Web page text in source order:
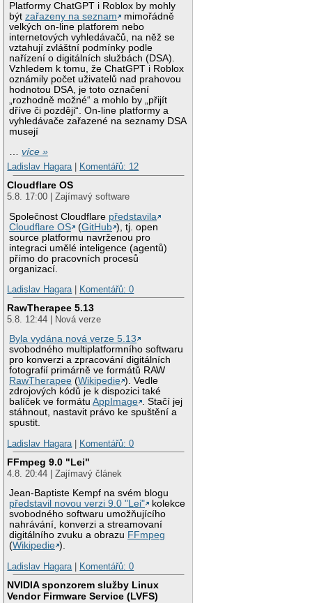
Platformy ChatGPT i Roblox by mohly
býtzařazeny na seznam
mimořádně
velkých on-line platforem nebo
internetových vyhledávačů, na něž se
vztahují zvláštní podmínky podle
nařízení o digitálních službách (DSA).
Vzhledem k tomu, že ChatGPT i Roblox
oznámily počet uživatelů nad prahovou
hodnotou DSA, je toto označení
„rozhodně možné“ a mohlo by „přijít
dříve či později“. On-line platformy a
vyhledávače zařazené na seznamy DSA
musejí
…více »
Ladislav Hagara| Komentářů: 12
Cloudflare OS
5.8. 17:00 | Zajímavý software
Společnost Cloudflare představila
Cloudflare OS
(GitHub ), tj. open
source platformu navrženou pro
integraci umělé inteligence (agentů)
přímo do pracovních procesů
organizací.
Ladislav Hagara| Komentářů: 0
RawTherapee 5.13
5.8. 12:44 | Nová verze
Byla vydána nová verze 5.13
svobodného multiplatformního softwaru
pro konverzi a zpracování digitálních
fotografií primárně ve formátů RAW
RawTherapee (Wikipedie ). Vedle
zdrojových kódů je k dispozici také
balíček ve formátuAppImage . Stačí jej
stáhnout, nastavit právo ke spuštění a
spustit.
Ladislav Hagara| Komentářů: 0
FFmpeg 9.0 "Lei"
4.8. 20:44 | Zajímavý článek
Jean-Baptiste Kempf na svém blogu
představil novou verzi 9.0 "Lei"
kolekce
svobodného softwaru umožňujícího
nahrávání, konverzi a streamovaní
digitálního zvuku a obrazu FFmpeg
(Wikipedie ).
Ladislav Hagara| Komentářů: 0
NVIDIA sponzorem služby Linux
Vendor Firmware Service (LVFS)